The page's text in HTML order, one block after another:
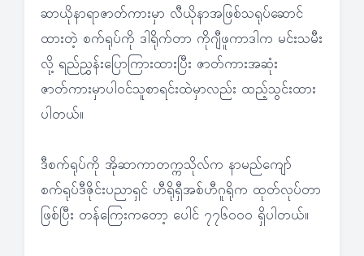
ဆာယိုနာရာဇာတ်ကားမှာ လီယိုနာအဖြစ်သရုပ်ဆောင်
ထားတဲ့ စက်ရုပ်ကို ဒါရိုက်တာ ကိုဂျီဖူကာဒါက မင်းသမီး
လို့ ရည်ညွှန်းပြောကြားထားပြီး ဇာတ်ကားအဆုံး
ဇာတ်ကားမှာပါဝင်သူစာရင်းထဲမှာလည်း ထည့်သွင်းထား
ပါတယ်။
ဒီစက်ရုပ်ကို အိုဆာကာတက္ကသိုလ်က နာမည်ကျော်
စက်ရုပ်ဒီဇိုင်းပညာရှင် ဟီရိုရှီအစ်ဟီဂူရိုက ထုတ်လုပ်တာ
ဖြစ်ပြီး တန်ကြေးကတော့ ပေါင် ၇၇၆၀၀၀ ရှိပါတယ်။